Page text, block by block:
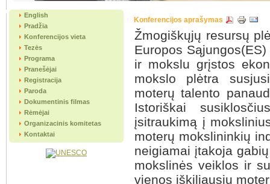
English
Pradžia
Konferencijos vieta
Tezės
Programa
Pranešėjai
Registracija
Paroda
Dokumentinis filmas
Rėmėjai
Organizacinis komitetas
Kontaktai
Konferencijos aprašymas
Žmogiškųjų resursų
Europos
ir mokslu grįstos
mokslo plėtra
moterų talento
Istoriškai
įsitraukimą į
moterų mokslininkių
neigiamai įtakoja
mokslinės veiklos ir
vienos iškiliausių